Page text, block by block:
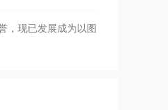
，现已发展成为以图